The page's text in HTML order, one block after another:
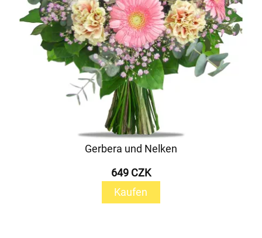
Gerbera und Nelken
649 CZK
Kaufen